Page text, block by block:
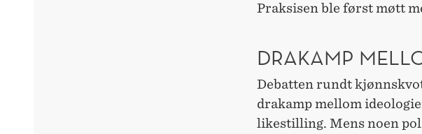
Praksisen ble først møtt
DRAKAMP
Debatten rundt
drakamp mellom
likestilling. Mens noen